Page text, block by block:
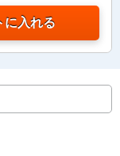
に入れる